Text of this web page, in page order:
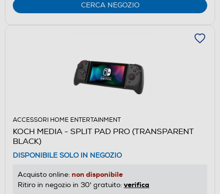
CERCA NEGOZIO
ACCESSORI HOME ENTERTAINMENT
KOCH MEDIA - SPLIT PAD PRO (TRANSPARENT
BLACK)
DISPONIBILE SOLO IN NEGOZIO
Acquisto online: non disponibile
Ritiro in negozio in 30' gratuito: verifica